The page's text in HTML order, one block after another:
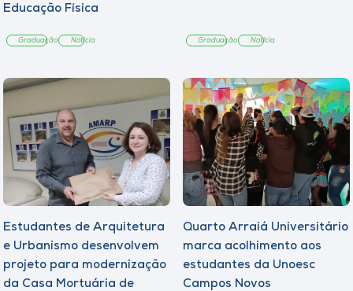
Educação Física
Graduação Notícia Graduação Notícia
Estudantes de Arquitetura
e Urbanismo desenvolvem
projeto para modernização
da Casa Mortuária de
Quarto Arraiá Universitário
marca acolhimento aos
estudantes da Unoesc
Campos Novos